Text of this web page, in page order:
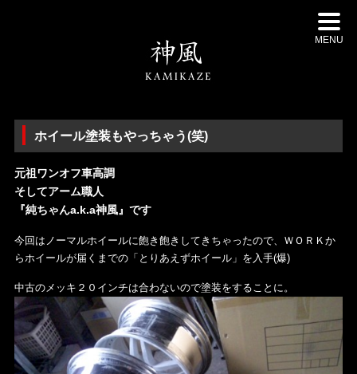
MENU
ホイール塗装もやっちゃう(笑)
元祖ワンオフ車高調
そしてアーム職人
『純ちゃんa.k.a神風』です
今回はノーマルホイールに飽き飽きしてきちゃったので、ＷＯＲＫか
らホイールが届くまでの「とりあえずホイール」を入手(爆)
中古のメッキ２０インチは合わないので塗装をすることに。